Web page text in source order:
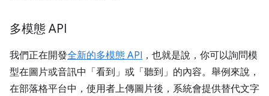
多模態 API
我們正在開發全新的多模態 API ，也就是說，你可以詢問模
型在圖片或音訊中「看到」或「聽到」的內容。舉例來說，
在部落格平台中，使用者上傳圖片後，系統會提供替代文字